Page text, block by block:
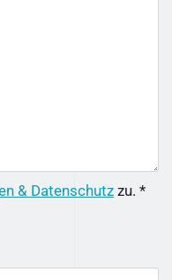
& Datenschutzzu. *